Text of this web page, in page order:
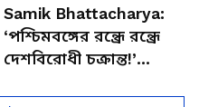
Samik Bhattacharya:
‘পশ্চিমবঙ্গের রন্ধ্রে রন্ধ্রে
দেশবিরোধী চক্রান্ত!’